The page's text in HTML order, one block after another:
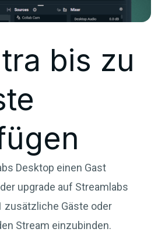
bis zu
Desktop einen Gast
upgrade auf Streamlabs
zusätzliche Gäste oder
Stream einzubinden.